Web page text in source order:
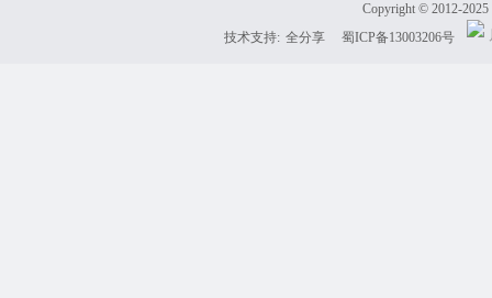
Copyright © 2012-2025
技术支持: 全分享 蜀ICP备13003206号